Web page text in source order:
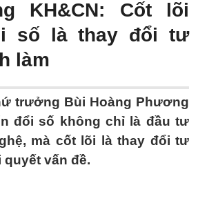
KH&CN: Cốt lõi
số là thay đổi tư
làm
trưởng Bùi Hoàng Phương
đổi số không chỉ là đầu tư
mà cốt lõi là thay đổi tư
vấn đề.